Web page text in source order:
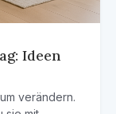
Ideen
verändern.